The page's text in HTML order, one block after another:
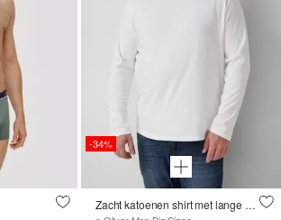
-34%
Zacht katoenen shirt met lange mouwen